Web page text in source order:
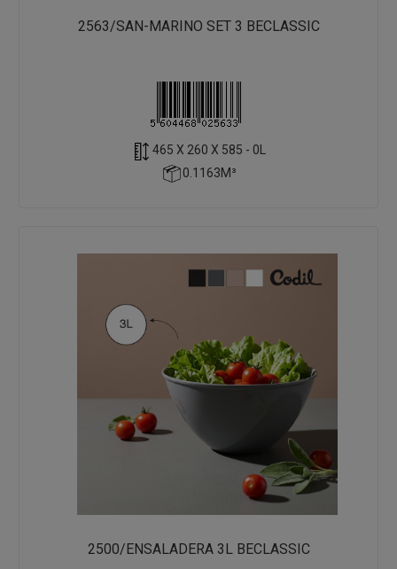
2563/SAN-MARINO SET 3 BECLASSIC
465 X 260 X 585 - 0L
0.1163M³
2500/ENSALADERA 3L BECLASSIC